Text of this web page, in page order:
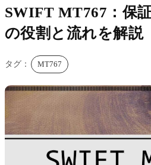
SWIFT MT767：保
の役割と流れを解説
タグ： MT767